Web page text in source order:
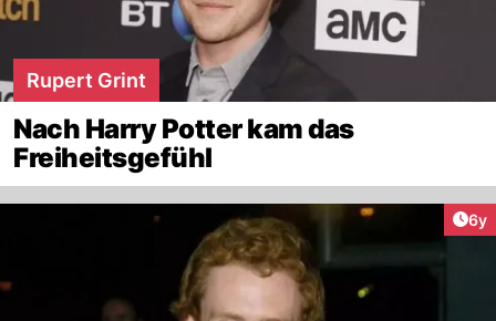
Rupert Grint
Nach Harry Potter kam das
Freiheitsgefühl
6y